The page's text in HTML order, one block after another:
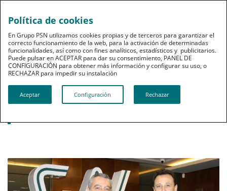
Noticias destacadas
PSN incorpora a dos nuevos directores
Política de cookies
En Grupo PSN utilizamos cookies propias y de terceros para garantizar el
correcto funcionamiento de la web, para la activación de determinadas
funcionalidades, así como con fines analíticos, estadísticos y publicitarios.
Puede pulsar en ACEPTAR para dar su consentimiento, PANEL DE
CONFIGURACIÓN para obtener más información y configurar su uso, o
RECHAZAR para impedir su instalación​​​​​​​
Aceptar Configuración Rechazar